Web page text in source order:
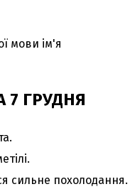
мови ім'я
7 ГРУДНЯ
сильне похолодання.